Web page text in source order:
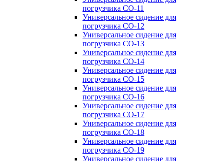
погрузчика CO-11
Универсальное сидение для
погрузчика CO-12
Универсальное сидение для
погрузчика CO-13
Универсальное сидение для
погрузчика CO-14
Универсальное сидение для
погрузчика CO-15
Универсальное сидение для
погрузчика CO-16
Универсальное сидение для
погрузчика CO-17
Универсальное сидение для
погрузчика CO-18
Универсальное сидение для
погрузчика CO-19
Универсальное сидение для